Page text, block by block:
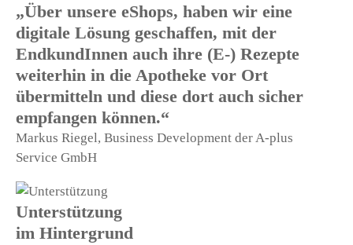
„Über unsere eShops, haben wir eine
digitale Lösung geschaffen, mit der
EndkundInnen auch ihre (E-) Rezepte
weiterhin in die Apotheke vor Ort
übermitteln und diese dort auch sicher
empfangen können.“
Markus Riegel, Business Development der A-plus
Service GmbH
Unterstützung
im Hintergrund